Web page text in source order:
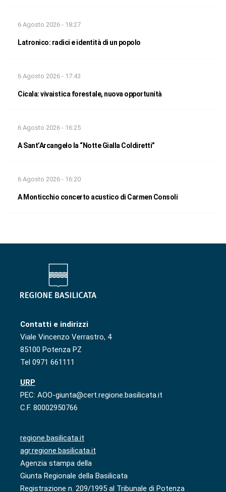
6 Agosto 2026 - 18:27
Latronico: radici e identità di un popolo
6 Agosto 2026 - 17:43
Cicala: vivaistica forestale, nuova opportunità
6 Agosto 2026 - 16:25
A Sant’Arcangelo la “Notte Gialla Coldiretti”
6 Agosto 2026 - 16:20
A Monticchio concerto acustico di Carmen Consoli
Contatti e indirizzi
Viale Vincenzo Verrastro, 4
85100 Potenza PZ
Tel 0971 661111
URP
PEC: AOO-giunta@cert.regione.basilicata.it
C.F. 80002950766
regione.basilicata.it
agr.regione.basilicata.it
Agenzia stampa della
Giunta Regionale della Basilicata
Registrazione n. 209/1995 al Tribunale di Potenza